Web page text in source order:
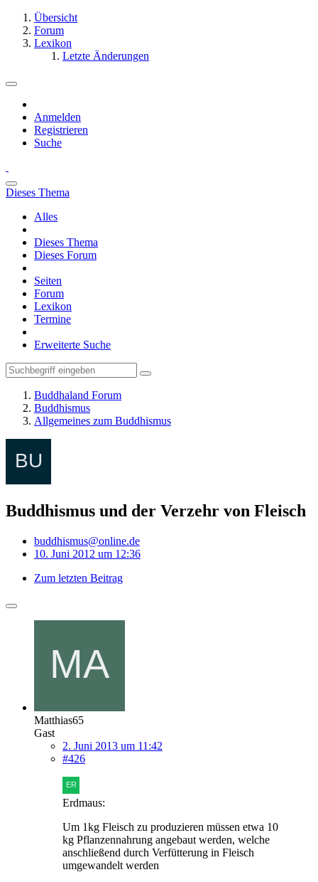
Übersicht
Forum
Lexikon
Letzte Änderungen
Anmelden
Registrieren
Suche
Dieses Thema
Alles
Dieses Thema
Dieses Forum
Seiten
Forum
Lexikon
Termine
Erweiterte Suche
Buddhaland Forum
Buddhismus
Allgemeines zum Buddhismus
Buddhismus und der Verzehr von Fleisch
buddhismus@online.de
10. Juni 2012 um 12:36
Zum letzten Beitrag
Matthias65
Gast
2. Juni 2013 um 11:42
#426
Erdmaus:
Um 1kg Fleisch zu produzieren müssen etwa 10
kg Pflanzennahrung angebaut werden, welche
anschließend durch Verfütterung in Fleisch
umgewandelt werden